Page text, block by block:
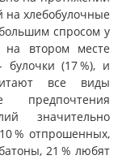
на хлебобулочные
спросом у
на втором месте
булочки (17 %), и
все виды
предпочтения
значительно
% отпрошенных,
21 % любят